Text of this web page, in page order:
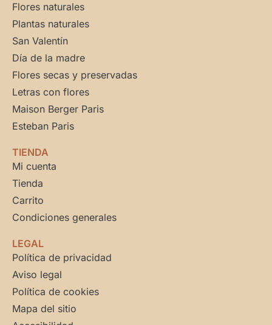
Flores naturales
Plantas naturales
San Valentín
Día de la madre
Flores secas y preservadas
Letras con flores
Maison Berger Paris
Esteban Paris
TIENDA
Mi cuenta
Tienda
Carrito
Condiciones generales
LEGAL
Política de privacidad
Aviso legal
Política de cookies
Mapa del sitio